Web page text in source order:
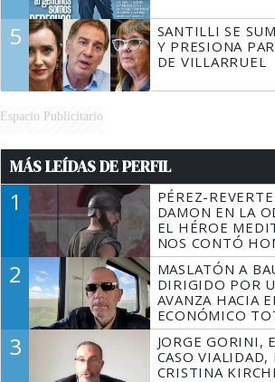
5
SANTILLI SE
Y PRESIONA
DE VILLARRUEL
Espacio Publicitario
MÁS LEÍDAS DE PERFIL
1
PÉREZ-
DAMON EN LA
EL HÉROE
NOS CONTÓ
2
MASLATÓN A
DIRIGIDO POR
AVANZA HACIA
ECONÓMICO
3
JORGE GORINI,
CASO VIALIDAD,
CRISTINA